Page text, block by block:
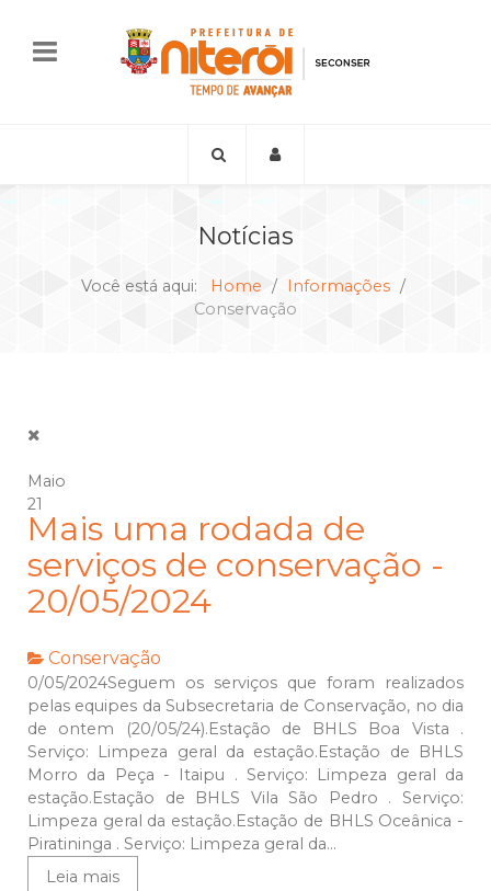
Notícias
Você está aqui: Home
Informações
Conservação
Maio
21
Mais uma rodada de
serviços de conservação -
20/05/2024
Conservação
0/05/2024Seguem os serviços que foram realizados
pelas equipes da Subsecretaria de Conservação, no dia
de ontem (20/05/24).Estação de BHLS Boa Vista .
Serviço: Limpeza geral da estação.Estação de BHLS
Morro da Peça - Itaipu . Serviço: Limpeza geral da
estação.Estação de BHLS Vila São Pedro . Serviço:
Limpeza geral da estação.Estação de BHLS Oceânica -
Piratininga . Serviço: Limpeza geral da...
Leia mais